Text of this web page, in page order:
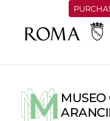
MUSEO